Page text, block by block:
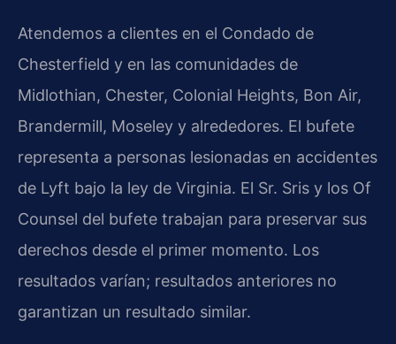
Atendemos a clientes en el Condado de
Chesterfield y en las comunidades de
Midlothian, Chester, Colonial Heights, Bon Air,
Brandermill, Moseley y alrededores. El bufete
representa a personas lesionadas en accidentes
de Lyft bajo la ley de Virginia. El Sr. Sris y los Of
Counsel del bufete trabajan para preservar sus
derechos desde el primer momento. Los
resultados varían; resultados anteriores no
garantizan un resultado similar.